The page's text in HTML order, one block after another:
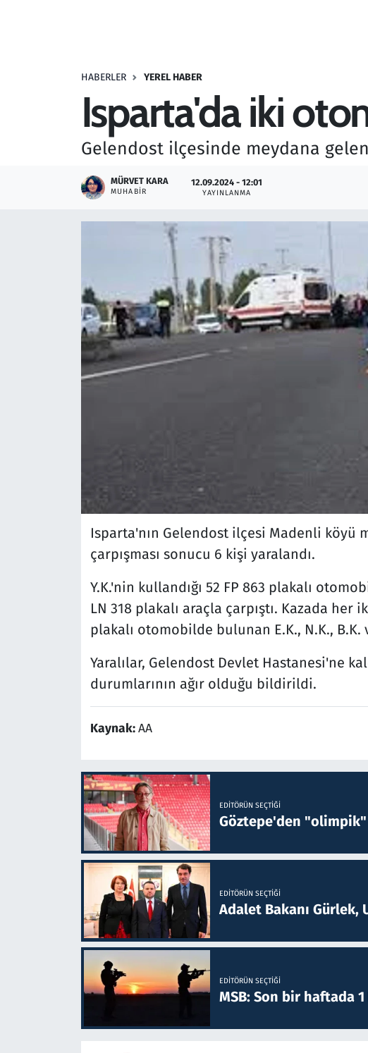
HABERLER YEREL HABER
Isparta'da iki
Gelendost ilçesinde meydana
MÜRVET KARA
MUHABIR
12.09.2024 - 12:01
YAYINLANMA
Isparta'nın Gelendost ilçesi Madenli köyü
çarpışması sonucu 6 kişi yaralandı.
Y.K.'nin kullandığı 52 FP 863 plakalı
LN 318 plakalı araçla çarpıştı. Kazada her
plakalı otomobilde bulunan E.K., N.K., B.K.
Yaralılar, Gelendost Devlet Hastanesi'ne
durumlarının ağır olduğu bildirildi.
Kaynak:AA
EDITÖRÜN SEÇTIĞI
Göztepe'den "olimpik"
EDITÖRÜN SEÇTIĞI
Adalet Bakanı
EDITÖRÜN SEÇTIĞI
MSB: Son bir haftada
Savunma Sanayi
Seçim 2023
Televizyon